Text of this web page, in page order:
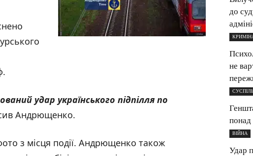
удар українського підпілля по
Андрющенко.
з місця події. Андрющенко також
до
не
понад
ВІЙНА
Удар